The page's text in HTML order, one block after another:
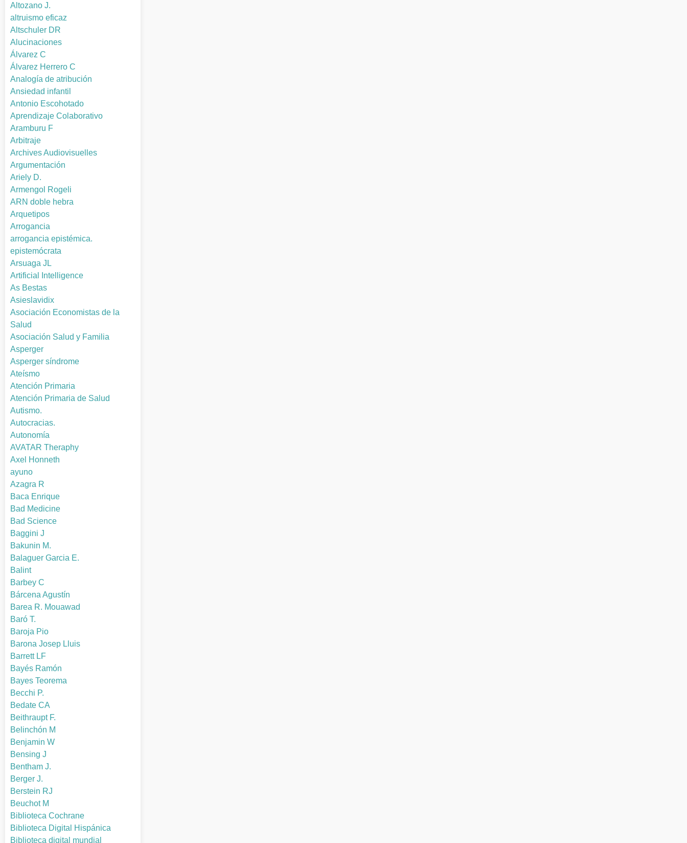
Altozano J.
altruismo eficaz
Altschuler DR
Alucinaciones
Álvarez C
Álvarez Herrero C
Analogía de atribución
Ansiedad infantil
Antonio Escohotado
Aprendizaje Colaborativo
Aramburu F
Arbitraje
Archives Audiovisuelles
Argumentación
Ariely D.
Armengol Rogeli
ARN doble hebra
Arquetipos
Arrogancia
arrogancia epistémica.
epistemócrata
Arsuaga JL
Artificial Intelligence
As Bestas
Asieslavidix
Asociación Economistas de la
Salud
Asociación Salud y Familia
Asperger
Asperger síndrome
Ateísmo
Atención Primaria
Atención Primaria de Salud
Autismo.
Autocracias.
Autonomía
AVATAR Theraphy
Axel Honneth
ayuno
Azagra R
Baca Enrique
Bad Medicine
Bad Science
Baggini J
Bakunin M.
Balaguer Garcia E.
Balint
Barbey C
Bárcena Agustín
Barea R. Mouawad
Baró T.
Baroja Pio
Barona Josep Lluis
Barrett LF
Bayés Ramón
Bayes Teorema
Becchi P.
Bedate CA
Beithraupt F.
Belinchón M
Benjamin W
Bensing J
Bentham J.
Berger J.
Berstein RJ
Beuchot M
Biblioteca Cochrane
Biblioteca Digital Hispánica
Biblioteca digital mundial